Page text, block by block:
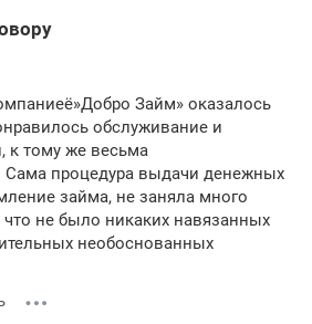
Займ» оказалось
обслуживание и
к тому же весьма
процедура выдачи денежных
займа, не заняла много
не было никаких навязанных
необоснованных